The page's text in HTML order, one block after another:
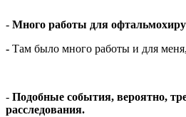
- Много работы для
- Там было много работы и для
- Подобные события, вероятно,
расследования.